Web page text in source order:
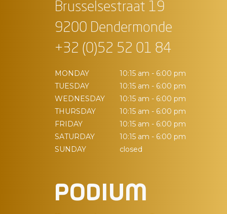
Brusselsestraat 19
9200 Dendermonde
+32 (0)52 52 01 84
MONDAY
10:15 am - 6:00 pm
TUESDAY
10:15 am - 6:00 pm
WEDNESDAY
10:15 am - 6:00 pm
THURSDAY
10:15 am - 6:00 pm
FRIDAY
10:15 am - 6:00 pm
SATURDAY
10:15 am - 6:00 pm
SUNDAY
closed
PODIUM